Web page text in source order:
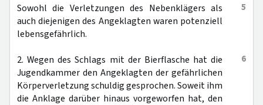
5
Sowohl die Verletzungen des Nebenklägers als
auch diejenigen des Angeklagten waren potenziell
lebensgefährlich.
6
2. Wegen des Schlags mit der Bierflasche hat die
Jugendkammer den Angeklagten der gefährlichen
Körperverletzung schuldig gesprochen. Soweit ihm
die Anklage darüber hinaus vorgeworfen hat, den